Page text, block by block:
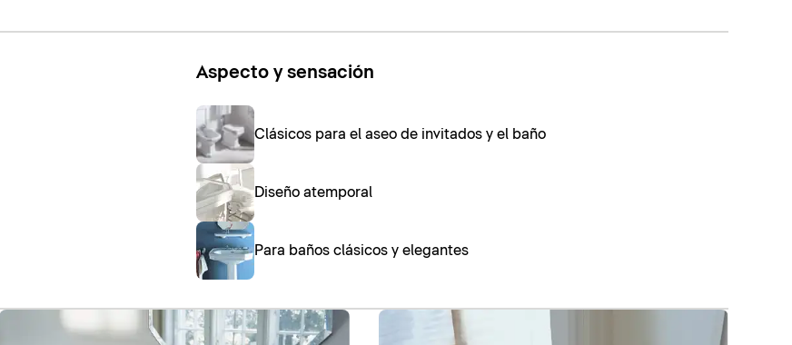
Aspecto y sensación
Clásicos para el aseo de invitados y el baño
Diseño atemporal
Para baños clásicos y elegantes